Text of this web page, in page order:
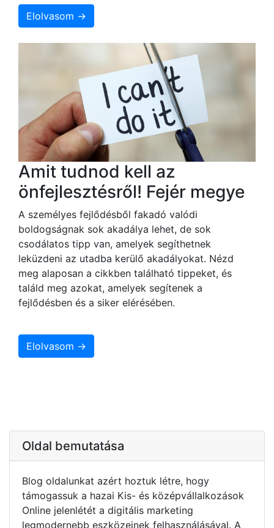
Elolvasom →
Amit tudnod kell az
önfejlesztésről! Fejér megye
A személyes fejlődésből fakadó valódi
boldogságnak sok akadálya lehet, de sok
csodálatos tipp van, amelyek segíthetnek
leküzdeni az utadba kerülő akadályokat. Nézd
meg alaposan a cikkben található tippeket, és
találd meg azokat, amelyek segítenek a
fejlődésben és a siker elérésében.
Elolvasom →
Oldal bemutatása
Blog oldalunkat azért hoztuk létre, hogy
támogassuk a hazai Kis- és középvállalkozások
Online jelenlétét a digitális marketing
legmodernebb eszközeinek felhasználásával. A